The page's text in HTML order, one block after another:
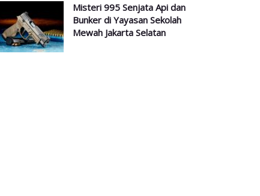
Misteri 995 Senjata Api dan
Bunker di Yayasan Sekolah
Mewah Jakarta Selatan